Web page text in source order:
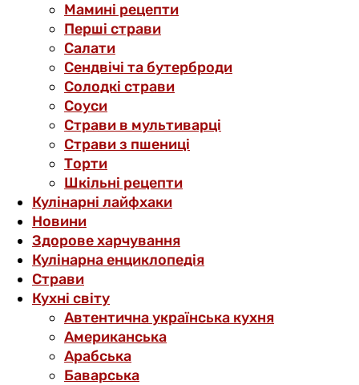
Мамині рецепти
Перші страви
Салати
Сендвічі та бутерброди
Солодкі страви
Соуси
Страви в мультиварці
Страви з пшениці
Торти
Шкільні рецепти
Кулінарні лайфхаки
Новини
Здорове харчування
Кулінарна енциклопедія
Страви
Кухні світу
Автентична українська кухня
Американська
Арабська
Баварська